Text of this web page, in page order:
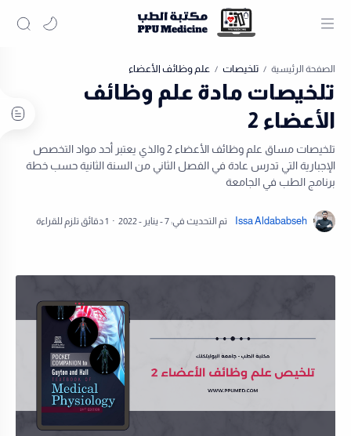
الصفحة الرئيسية تلخيصات علم وظائف الأعضاء
تلخيصات مادة علم وظائف
الأعضاء 2
تلخيصات مساق علم وظائف الأعضاء 2 والذي يعتبر أحد مواد التخصص
الإجبارية التي تدرس عادة في الفصل الثاني من السنة الثانية حسب خطة
برنامج الطب في الجامعة
1 دقائق تلزم للقراءة